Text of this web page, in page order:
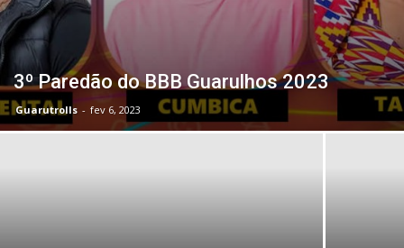
3º Paredão do BBB Guarulhos 2023
Guarutrolls - fev 6, 2023